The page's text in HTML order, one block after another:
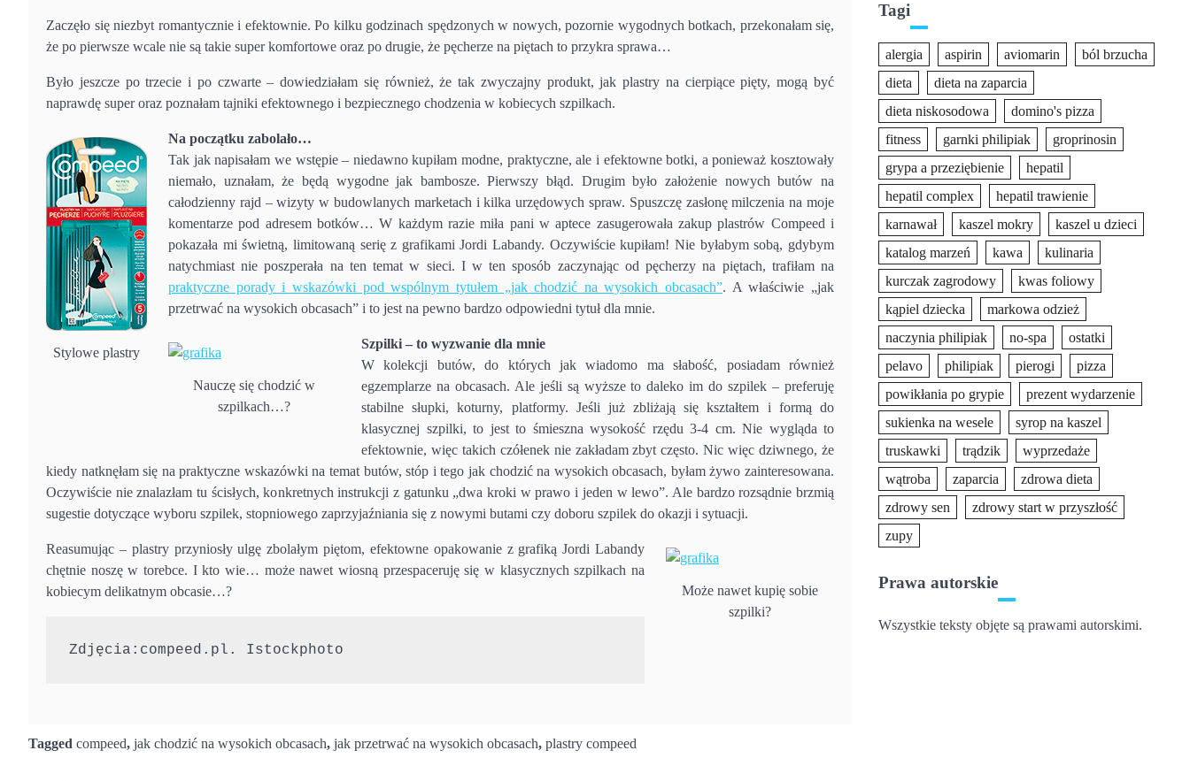
Zaczęło się niezbyt romantycznie i efektownie. Po kilku godzinach spędzonych w nowych, pozornie wygodnych botkach, przekonałam się,
że po pierwsze wcale nie są takie super komfortowe oraz po drugie, że pęcherze na piętach to przykra sprawa…
Było jeszcze po trzecie i po czwarte – dowiedziałam się również, że tak zwyczajny produkt, jak plastry na cierpiące pięty, mogą być
naprawdę super oraz poznałam tajniki efektownego i bezpiecznego chodzenia w kobiecych szpilkach.
Stylowe plastry
Na początku zabolało…
Tak jak napisałam we wstępie – niedawno kupiłam modne, praktyczne, ale i efektowne botki, a ponieważ kosztowały
niemało, uznałam, że będą wygodne jak bambosze. Pierwszy błąd. Drugim było założenie nowych butów na
całodzienny rajd – wizyty w budowlanych marketach i kilka urzędowych spraw. Spuszczę zasłonę milczenia na moje
komentarze pod adresem botków… W każdym razie miła pani w aptece zasugerowała zakup plastrów Compeed i
pokazała mi świetną, limitowaną serię z grafikami Jordi Labandy. Oczywiście kupiłam! Nie byłabym sobą, gdybym
natychmiast nie poszperała na ten temat w sieci. I w ten sposób zaczynając od pęcherzy na piętach, trafiłam na
praktyczne porady i wskazówki pod wspólnym tytułem „jak chodzić na wysokich obcasach”. A właściwie „jak
przetrwać na wysokich obcasach” i to jest na pewno bardzo odpowiedni tytuł dla mnie.
Nauczę się chodzić w
szpilkach…?
Szpilki – to wyzwanie dla mnie
W kolekcji butów, do których jak wiadomo ma słabość, posiadam również
egzemplarze na obcasach. Ale jeśli są wyższe to daleko im do szpilek – preferuję
stabilne słupki, koturny, platformy. Jeśli już zbliżają się kształtem i formą do
klasycznej szpilki, to jest to śmieszna wysokość rzędu 3-4 cm. Nie wygląda to
efektownie, więc takich czółenek nie zakładam zbyt często. Nic więc dziwnego, że
kiedy natknęłam się na praktyczne wskazówki na temat butów, stóp i tego jak chodzić na wysokich obcasach, byłam żywo zainteresowana.
Oczywiście nie znalazłam tu ścisłych, konkretnych instrukcji z gatunku „dwa kroki w prawo i jeden w lewo”. Ale bardzo rozsądnie brzmią
sugestie dotyczące wyboru szpilek, stopniowego zaprzyjaźniania się z nowymi butami czy doboru szpilek do okazji i sytuacji.
Może nawet kupię sobie
szpilki?
Reasumując – plastry przyniosły ulgę zbolałym piętom, efektowne opakowanie z grafiką Jordi Labandy
chętnie noszę w torebce. I kto wie… może nawet wiosną przespaceruję się w klasycznych szpilkach na
kobiecym delikatnym obcasie…?
Zdjęcia:compeed.pl. Istockphoto
Tagged compeed, jak chodzić na wysokich obcasach, jak przetrwać na wysokich obcasach, plastry compeed
Tagi
alergia aspirin aviomarin
ból brzucha
dieta
dieta na zaparcia
dieta niskosodowa
domino's pizza
fitness
garnki philipiak
groprinosin
grypa a przeziębienie
hepatil
hepatil complex
hepatil trawienie
karnawał
kaszel mokry
kaszel u dzieci
katalog marzeń
kawa
kulinaria
kurczak zagrodowy
kwas foliowy
kąpiel dziecka
markowa odzież
naczynia philipiak
no-spa
ostatki
pelavo
philipiak pierogi
pizza
powikłania po grypie
prezent wydarzenie
sukienka na wesele
syrop na kaszel
truskawki
trądzik
wyprzedaże
wątroba
zaparcia
zdrowa dieta
zdrowy sen
zdrowy start w przyszłość
zupy
Prawa autorskie
Wszystkie teksty objęte są prawami autorskimi.